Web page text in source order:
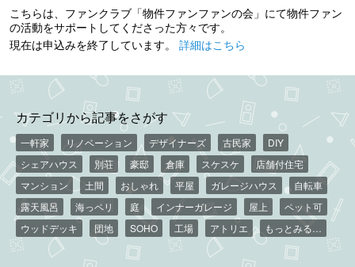
こちらは、ファンクラブ「物件ファンファンの会」にて物件ファン
の活動をサポートしてくださった方々です。
現在は申込みを終了しています。 詳細はこちら
カテゴリから記事をさがす
一軒家 リノベーション デザイナーズ 古民家
DIY
シェアハウス
別荘 豪邸 倉庫 スケスケ
店舗付住宅
マンション
土間 おしゃれ 平屋 ガレージハウス
自転車
露天風呂
海っペリ 庭 インナーガレージ 屋上
ペット可
ウッドデッキ
団地 SOHO 工場 アトリエ もっとみる…